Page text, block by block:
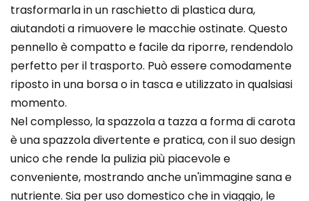
trasformarla in un raschietto di plastica dura,
aiutandoti a rimuovere le macchie ostinate. Questo
pennello è compatto e facile da riporre, rendendolo
perfetto per il trasporto. Può essere comodamente
riposto in una borsa o in tasca e utilizzato in qualsiasi
momento.
Nel complesso, la spazzola a tazza a forma di carota
è una spazzola divertente e pratica, con il suo design
unico che rende la pulizia più piacevole e
conveniente, mostrando anche un'immagine sana e
nutriente. Sia per uso domestico che in viaggio, le